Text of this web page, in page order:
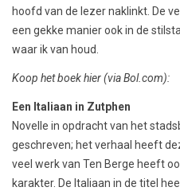
hoofd van de lezer naklinkt. De
een gekke manier ook in de
waar ik van houd.
Koop het boek hier(via Bol.com):
Een Italiaan in Zutphen
Novelle in opdracht van het
geschreven; het verhaal heeft
veel werk van Ten Berge heeft
karakter. De Italiaan in de titel